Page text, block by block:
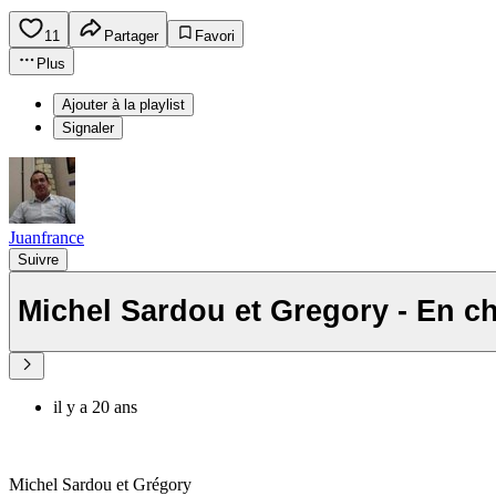
11 Partager
Favori
Plus
Ajouter à la playlist
Signaler
Juanfrance
Suivre
Michel Sardou et Gregory - En
il y a 20 ans
Michel Sardou et Grégory